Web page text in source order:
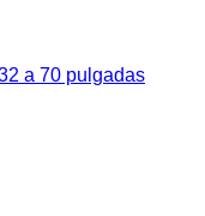
a 70 pulgadas